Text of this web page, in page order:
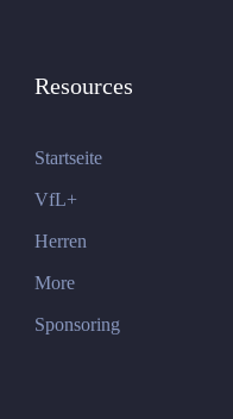
Resources
Startseite
VfL+
Herren
More
Sponsoring